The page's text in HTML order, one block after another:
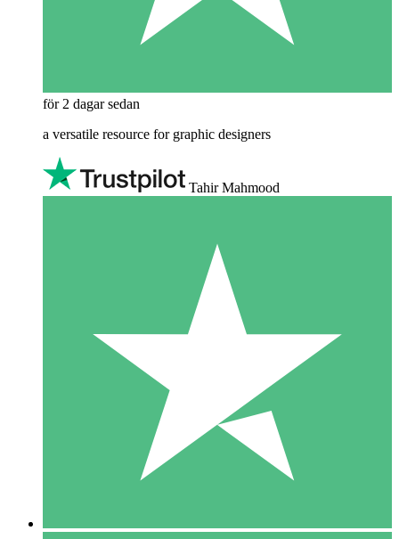
för 2 dagar sedan
a versatile resource for graphic designers
Tahir Mahmood